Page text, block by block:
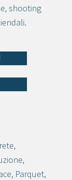
shooting
,
,
, Parquet,